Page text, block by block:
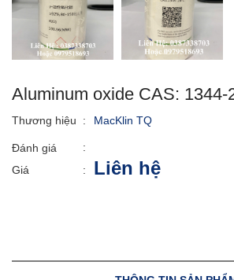
Aluminum oxide CAS: 1344-
Thương hiệu : MacKlin TQ
Đánh giá
:
Giá
: Liên hệ